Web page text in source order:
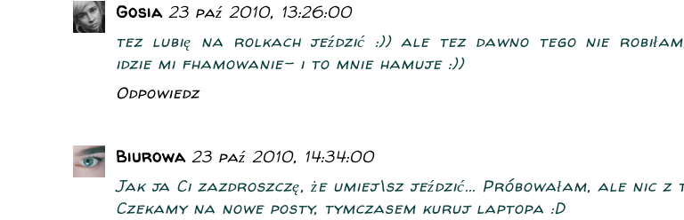
Gosia 23 paź 2010, 13:26:00
tez lubię na rolkach jeździć :)) ale tez dawno tego nie
idzie mi fhamowanie- i to mnie hamuje :))
Odpowiedz
Biurowa 23 paź 2010, 14:34:00
Jak ja Ci zazdroszczę, że umiej\sz jeździć... Próbowałam, ale nic z
Czekamy na nowe posty, tymczasem kuruj laptopa :D